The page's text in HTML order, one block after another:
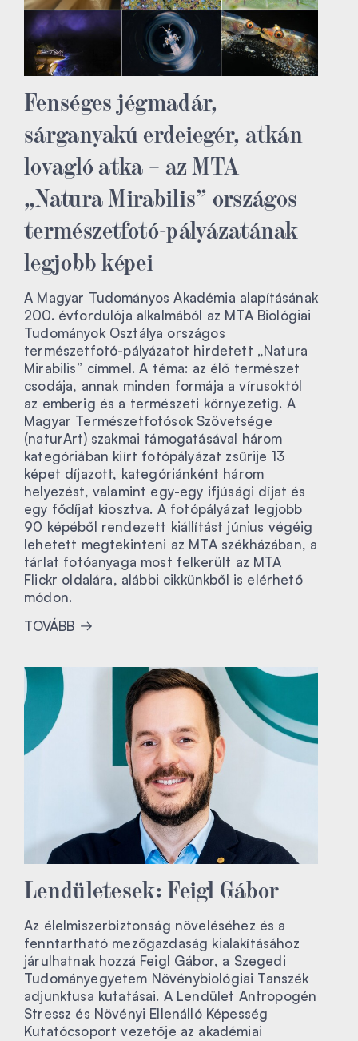
Fenséges jégmadár,
sárganyakú erdeiegér, atkán
lovagló atka – az MTA
„Natura Mirabilis” országos
természetfotó-pályázatának
legjobb képei
A Magyar Tudományos Akadémia alapításának
200. évfordulója alkalmából az MTA Biológiai
Tudományok Osztálya országos
természetfotó-pályázatot hirdetett „Natura
Mirabilis” címmel. A téma: az élő természet
csodája, annak minden formája a vírusoktól
az emberig és a természeti környezetig. A
Magyar Természetfotósok Szövetsége
(naturArt) szakmai támogatásával három
kategóriában kiírt fotópályázat zsűrije 13
képet díjazott, kategóriánként három
helyezést, valamint egy-egy ifjúsági díjat és
egy fődíjat kiosztva. A fotópályázat legjobb
90 képéből rendezett kiállítást június végéig
lehetett megtekinteni az MTA székházában, a
tárlat fotóanyaga most felkerült az MTA
Flickr oldalára, alábbi cikkünkből is elérhető
módon.
TOVÁBB
Lendületesek: Feigl Gábor
Az élelmiszerbiztonság növeléséhez és a
fenntartható mezőgazdaság kialakításához
járulhatnak hozzá Feigl Gábor, a Szegedi
Tudományegyetem Növénybiológiai Tanszék
adjunktusa kutatásai. A Lendület Antropogén
Stressz és Növényi Ellenálló Képesség
Kutatócsoport vezetője az akadémiai